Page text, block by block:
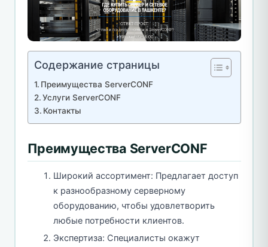
Содержание страницы
Преимущества ServerCONF
Услуги ServerCONF
Контакты
Преимущества ServerCONF
Широкий ассортимент: Предлагает доступ
к разнообразному серверному
оборудованию, чтобы удовлетворить
любые потребности клиентов.
Экспертиза: Специалисты окажут